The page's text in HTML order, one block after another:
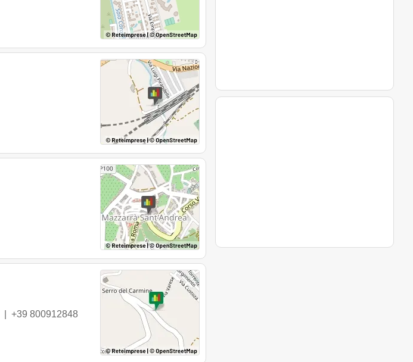
+39 800912848